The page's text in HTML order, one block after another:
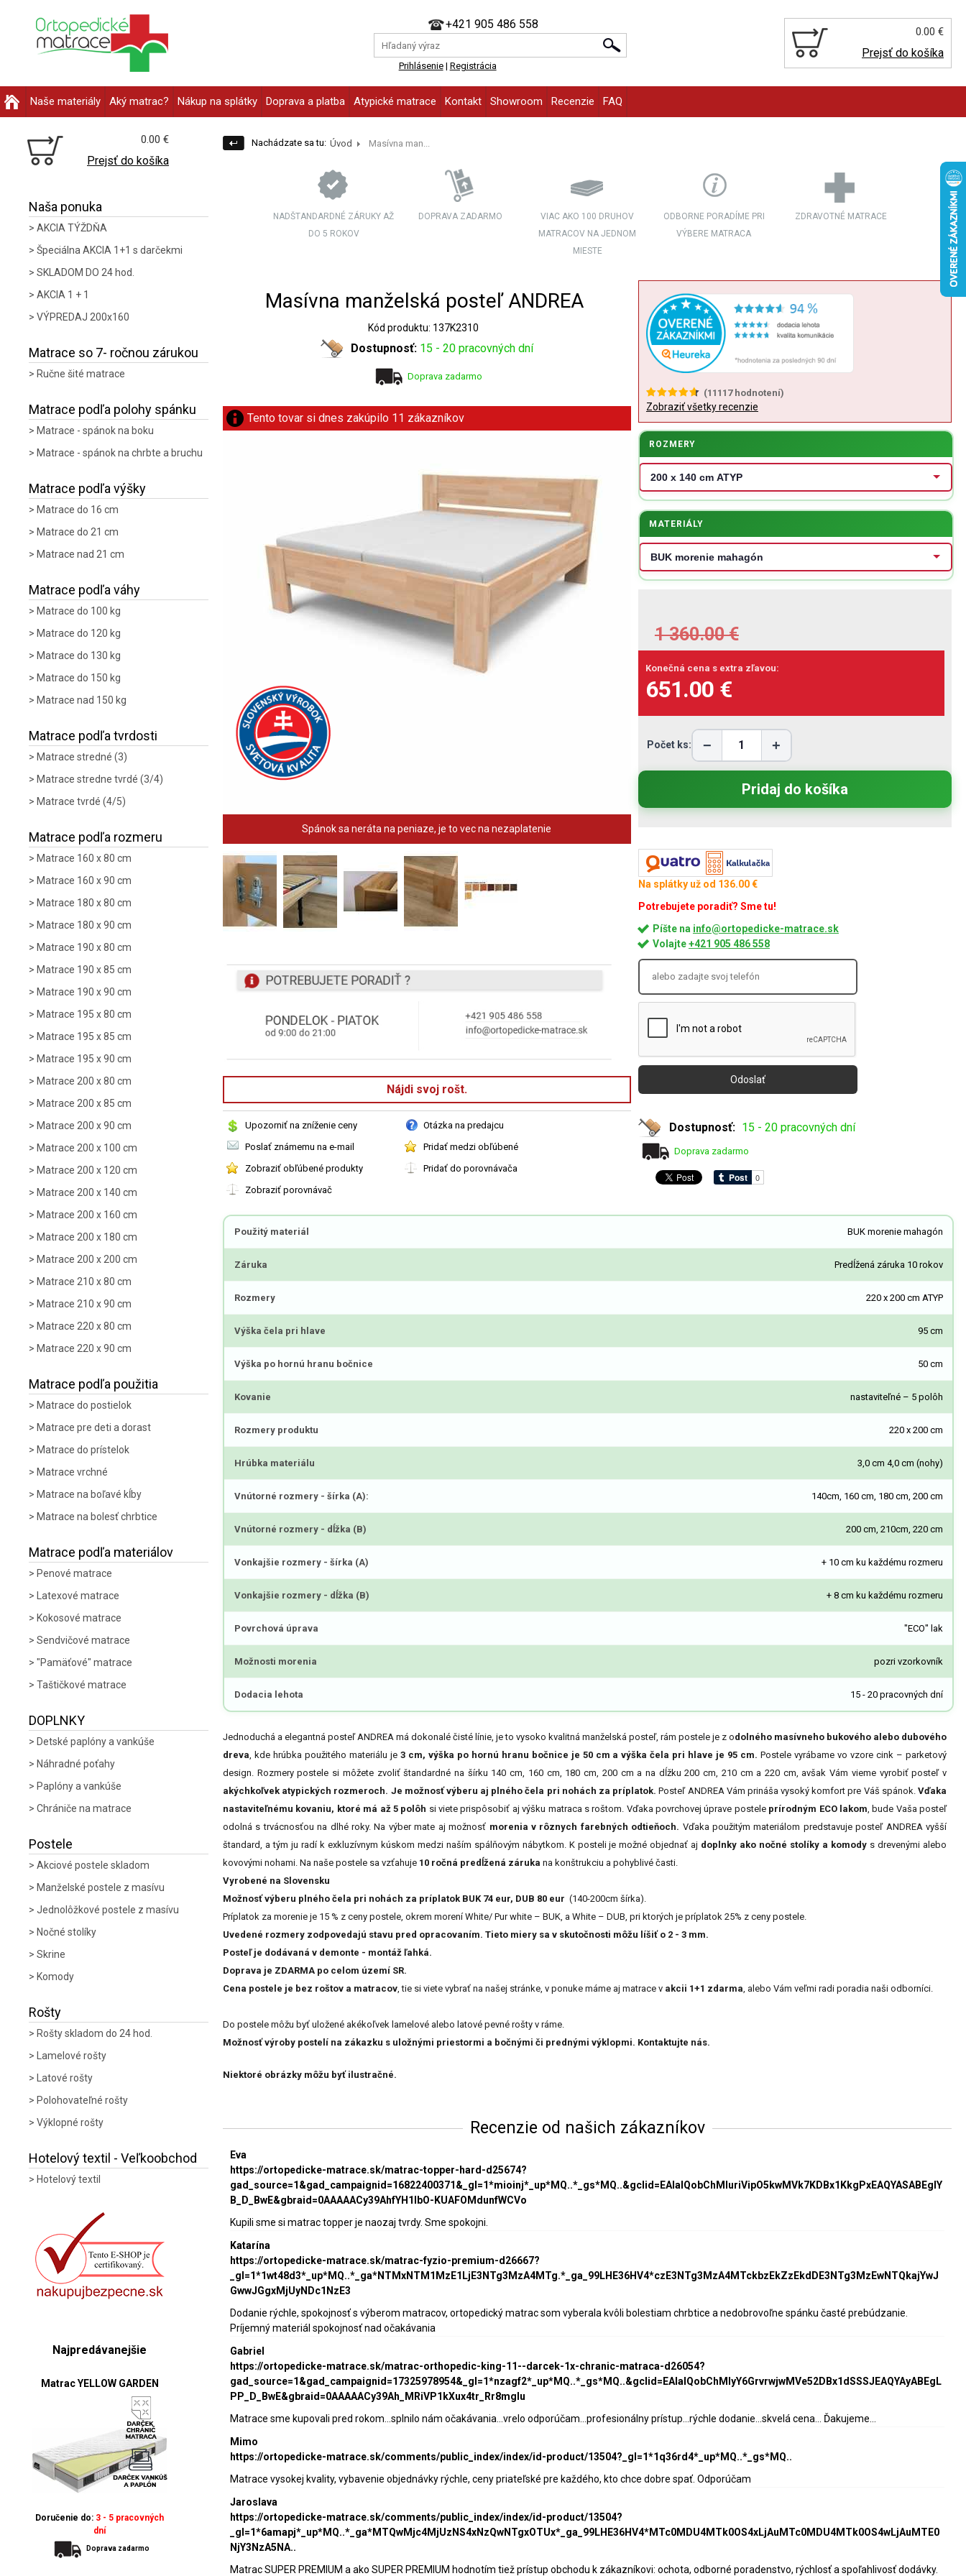
+421 905 486 558
0.00 €
Prejsť do košíka
Prihlásenie| Registrácia
Naše materiály Aký matrac? Nákup na splátky Doprava a platba Atypické matrace Kontakt Showroom Recenzie FAQ
0.00 €
Prejsť do košíka
Naša ponuka
AKCIA TÝŽDŇA
Špeciálna AKCIA 1+1 s darčekmi
SKLADOM DO 24 hod.
AKCIA 1 + 1
VÝPREDAJ 200x160
Matrace so 7- ročnou zárukou
Ručne šité matrace
Matrace podľa polohy spánku
Matrace - spánok na boku
Matrace - spánok na chrbte a bruchu
Matrace podľa výšky
Matrace do 16 cm
Matrace do 21 cm
Matrace nad 21 cm
Matrace podľa váhy
Matrace do 100 kg
Matrace do 120 kg
Matrace do 130 kg
Matrace do 150 kg
Matrace nad 150 kg
Matrace podľa tvrdosti
Matrace stredné (3)
Matrace stredne tvrdé (3/4)
Matrace tvrdé (4/5)
Matrace podľa rozmeru
Matrace 160 x 80 cm
Matrace 160 x 90 cm
Matrace 180 x 80 cm
Matrace 180 x 90 cm
Matrace 190 x 80 cm
Matrace 190 x 85 cm
Matrace 190 x 90 cm
Matrace 195 x 80 cm
Matrace 195 x 85 cm
Matrace 195 x 90 cm
Matrace 200 x 80 cm
Matrace 200 x 85 cm
Matrace 200 x 90 cm
Matrace 200 x 100 cm
Matrace 200 x 120 cm
Matrace 200 x 140 cm
Matrace 200 x 160 cm
Matrace 200 x 180 cm
Matrace 200 x 200 cm
Matrace 210 x 80 cm
Matrace 210 x 90 cm
Matrace 220 x 80 cm
Matrace 220 x 90 cm
Matrace podľa použitia
Matrace do postielok
Matrace pre deti a dorast
Matrace do prístelok
Matrace vrchné
Matrace na boľavé kĺby
Matrace na bolesť chrbtice
Matrace podľa materiálov
Penové matrace
Latexové matrace
Kokosové matrace
Sendvičové matrace
"Pamäťové" matrace
Taštičkové matrace
DOPLNKY
Detské paplóny a vankúše
Náhradné poťahy
Paplóny a vankúše
Chrániče na matrace
Postele
Akciové postele skladom
Manželské postele z masívu
Jednolôžkové postele z masívu
Nočné stolíky
Skrine
Komody
Rošty
Rošty skladom do 24 hod.
Lamelové rošty
Latové rošty
Polohovateľné rošty
Výklopné rošty
Hotelový textil - Veľkoobchod
Hotelový textil
Najpredávanejšie
Matrac YELLOW GARDEN
Doručenie do: 3 - 5 pracovných
dní
Doprava zadarmo
Nachádzate sa tu: Úvod Masívna man...
NADŠTANDARDNÉ ZÁRUKY AŽ
DO 5 ROKOV
DOPRAVA ZADARMO
VIAC AKO 100 DRUHOV
MATRACOV NA JEDNOM
MIESTE
ODBORNE PORADÍME PRI
VÝBERE MATRACA
ZDRAVOTNÉ MATRACE
Masívna manželská posteľ ANDREA
Kód produktu: 137K2310
Dostupnosť: 15 - 20 pracovných dní
Doprava zadarmo
Tento tovar si dnes zakúpilo 11 zákazníkov
Spánok sa neráta na peniaze, je to vec na nezaplatenie
Nájdi svoj rošt.
Upozorniť na zníženie ceny
Otázka na predajcu
Poslať známemu na e-mail
Pridať medzi obľúbené
Zobraziť obľúbené produkty
Pridať do porovnávača
Zobraziť porovnávač
(11117hodnotení)
Zobraziť všetky recenzie
ROZMERY
MATERIÁLY
1 360.00€
Konečná cena s extra zľavou:
651.00 €
Počet ks: − +
Na splátky už od 136.00 €
Potrebujete poradiť? Sme tu!
Píšte na info@ortopedicke-matrace.sk
Volajte+421 905 486 558
Dostupnosť: 15 - 20 pracovných dní
Doprava zadarmo
Použitý materiál BUK morenie mahagón
Záruka Predĺžená záruka 10 rokov
Rozmery 220 x 200 cm ATYP
Výška čela pri hlave 95 cm
Výška po hornú hranu bočnice 50 cm
Kovanie nastaviteľné – 5 polôh
Rozmery produktu 220 x 200 cm
Hrúbka materiálu 3,0 cm 4,0 cm (nohy)
Vnútorné rozmery - šírka (A): 140cm, 160 cm, 180 cm, 200 cm
Vnútorné rozmery - dĺžka (B) 200 cm, 210cm, 220 cm
Vonkajšie rozmery - šírka (A) + 10 cm ku každému rozmeru
Vonkajšie rozmery - dĺžka (B) + 8 cm ku každému rozmeru
Povrchová úprava "ECO" lak
Možnosti morenia pozri vzorkovník
Dodacia lehota 15 - 20 pracovných dní
Jednoduchá a elegantná posteľ ANDREA má dokonalé čisté línie, je to vysoko kvalitná manželská posteľ, rám postele je z odolného masívneho bukového alebo dubového
dreva , kde hrúbka použitého materiálu je 3 cm, výška po hornú hranu bočnice je 50 cm a výška čela pri hlave je 95 cm. Postele vyrábame vo vzore cink – parketový
design. Rozmery postele si môžete zvoliť štandardné na šírku 140 cm, 160 cm, 180 cm, 200 cm a na dĺžku 200 cm, 210 cm a 220 cm, avšak Vám vieme vyrobiť posteľ v
akýchkoľvek atypických rozmeroch. Je možnosť výberu aj plného čela pri nohách za príplatok. Posteľ ANDREA Vám prináša vysoký komfort pre Váš spánok.Vďaka
nastaviteľnému kovaniu, ktoré má až 5 polôh si viete prispôsobiť aj výšku matraca s roštom. Vďaka povrchovej úprave postele prírodným ECO lakom , bude Vaša posteľ
odolná s trvácnosťou na dlhé roky. Na výber mate aj možnosť morenia v rôznych farebných odtieňoch. Vďaka použitým materiálom predstavuje posteľ ANDREA vyšší
štandard, a tým ju radí k exkluzívnym kúskom medzi naším spálňovým nábytkom. K posteli je možné objednať aj doplnky ako nočné stolíky a komody s drevenými alebo
kovovými nohami. Na naše postele sa vzťahuje 10 ročná predĺžená záruka na konštrukciu a pohyblivé časti.
Vyrobené na Slovensku
Možnosť výberu plného čela pri nohách za príplatok BUK 74 eur, DUB 80 eur (140-200cm šírka).
Príplatok za morenie je 15 % z ceny postele, okrem morení White/ Pur white – BUK, a White – DUB, pri ktorých je príplatok 25% z ceny postele.
Uvedené rozmery zodpovedajú stavu pred opracovaním. Tieto miery sa v skutočnosti môžu líšiť o 2 - 3 mm.
Posteľ je dodávaná v demonte - montáž ľahká.
Doprava je ZDARMA po celom území SR.
Cena postele je bez roštov a matracov , tie si viete vybrať na našej stránke, v ponuke máme aj matrace v akcii 1+1 zdarma , alebo Vám veľmi radi poradia naši odborníci.
Do postele môžu byť uložené akékoľvek lamelové alebo latové pevné rošty v ráme.
Možnosť výroby postelí na zákazku s uložnými priestormi a bočnými či prednými výklopmi. Kontaktujte nás.
Niektoré obrázky môžu byť ilustračné.
Recenzie od našich zákazníkov
Eva
https://ortopedicke-matrace.sk/matrac-topper-hard-d25674?
gad_source=1&gad_campaignid=16822400371&_gl=1*mioinj*_up*MQ..*_gs*MQ..&gclid=EAIaIQobChMIuriVipO5kwMVk7KDBx1KkgPxEAQYASABEgIY
B_D_BwE&gbraid=0AAAAACy39AhfYH1lbO-KUAFOMdunfWCVo
Kupili sme si matrac topper je naozaj tvrdy. Sme spokojni.
Katarína
https://ortopedicke-matrace.sk/matrac-fyzio-premium-d26667?
_gl=1*1wt48d3*_up*MQ..*_ga*NTMxNTM1MzE1LjE3NTg3MzA4MTg.*_ga_99LHE36HV4*czE3NTg3MzA4MTckbzEkZzEkdDE3NTg3MzEwNTQkajYwJ
GwwJGgxMjUyNDc1NzE3
Dodanie rýchle, spokojnosť s výberom matracov, ortopedický matrac som vyberala kvôli bolestiam chrbtice a nedobrovoľne spánku časté prebúdzanie.
Príjemný materiál spokojnosť nad očakávania
Gabriel
https://ortopedicke-matrace.sk/matrac-orthopedic-king-11--darcek-1x-chranic-matraca-d26054?
gad_source=1&gad_campaignid=17325978954&_gl=1*nzagf2*_up*MQ..*_gs*MQ..&gclid=EAIaIQobChMIyY6GrvrwjwMVe52DBx1dSSSJEAQYAyABEgL
PP_D_BwE&gbraid=0AAAAACy39Ah_MRiVP1kXux4tr_Rr8mgIu
Matrace sme kupovali pred rokom...splnilo nám očakávania...vrelo odporúčam...profesionálny prístup...rýchle dodanie...skvelá cena... Ďakujeme...
Mimo
https://ortopedicke-matrace.sk/comments/public_index/index/id-product/13504?_gl=1*1q36rd4*_up*MQ..*_gs*MQ..
Matrace vysokej kvality, vybavenie objednávky rýchle, ceny priateľské pre každého, kto chce dobre spať. Odporúčam
Jaroslava
https://ortopedicke-matrace.sk/comments/public_index/index/id-product/13504?
_gl=1*6amapj*_up*MQ..*_ga*MTQwMjc4MjUzNS4xNzQwNTgxOTUx*_ga_99LHE36HV4*MTc0MDU4MTk0OS4xLjAuMTc0MDU4MTk0OS4wLjAuMTE0
NjY3NzA5NA..
Matrac SUPER PREMIUM a ako SUPER PREMIUM hodnotím tiež prístup obchodu k zákazníkovi: ochota, odborné poradenstvo, rýchlosť a spoľahlivosť dodávky.